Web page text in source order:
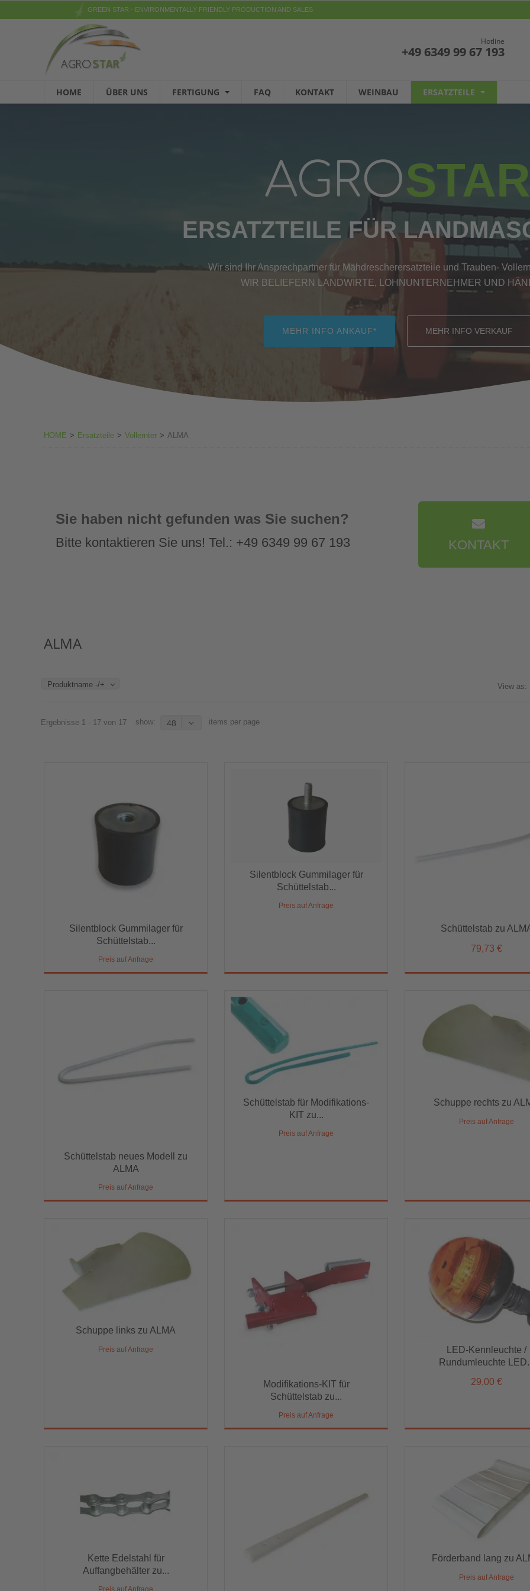
GREEN STAR - ENVIRONMENTALLY FRIENDLY PRODUCTION AND SALES
Hotline
+49 6349 99 67 193
HOME ÜBER UNS FERTIGUNG FAQ KONTAKT WEINBAU ERSATZTEILE
AGROSTAR
ERSATZTEILE FÜR
Wir sind Ihr Ansprechpartner für Mähdrescherersatzteile und Trauben-
WIR BELIEFERN LANDWIRTE, LOHNUNTERNEHMER UND
MEHR INFO ANKAUF* MEHR INFO VERKAUF
HOME > Ersatzteile > Vollernter > ALMA
Sie haben nicht gefunden was Sie suchen?
Bitte kontaktieren Sie uns! Tel.: +49 6349 99 67 193 KONTAKT
ALMA
View as:
Produktname -/+
Ergebnisse 1 - 17 von 17 show: 48 items per page
Silentblock Gummilager für
Schüttelstab...
Preis auf Anfrage
Silentblock Gummilager für
Schüttelstab...
Silentblock Gummilager für
Schüttelstab...
Preis auf Anfrage
Silentblock Gummilager für
Schüttelstab...
Preis auf Anfrage
Schüttelstab zu
79,73 €
Schüttelstab zu ALMA
Schüttelstab neues Modell zu
ALMA
Preis auf Anfrage
Schüttelstab neues Modell zu
ALMA
Schüttelstab für Modifikations-
KIT zu...
Preis auf Anfrage
Schüttelstab für Modifikations-
KIT zu...
Preis auf Anfrage
Schuppe rechts zu
Preis auf Anfrage
Schuppe rechts zu ALMA
Preis auf Anfrage
Schuppe links zu ALMA
Preis auf Anfrage
Schuppe links zu ALMA
Preis auf Anfrage
Modifikations-KIT für
Schüttelstab zu...
Preis auf Anfrage
LED-Kennleuchte /
Rundumleuchte
29,00 €
LED-Kennleuchte /
Rundumleuchte LED...
Kette Edelstahl für
Auffangbehälter zu...
Kette Edelstahl für
Auffangbehälter zu...
Preis auf Anfrage
Förderband lang zu
Preis auf Anfrage
Förderband lang zu ALMA
Preis auf Anfrage